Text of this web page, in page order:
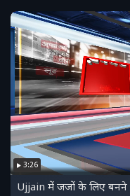
3:26
Ujjain में जजों के लिए बनने